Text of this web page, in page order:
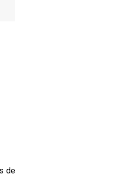
de